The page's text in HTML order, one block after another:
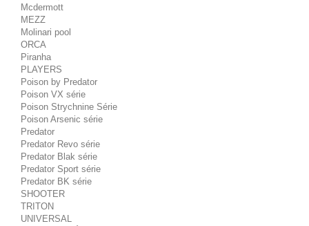
Mcdermott
MEZZ
Molinari pool
ORCA
Piranha
PLAYERS
Poison by Predator
Poison VX série
Poison Strychnine Série
Poison Arsenic série
Predator
Predator Revo série
Predator Blak série
Predator Sport série
Predator BK série
SHOOTER
TRITON
UNIVERSAL